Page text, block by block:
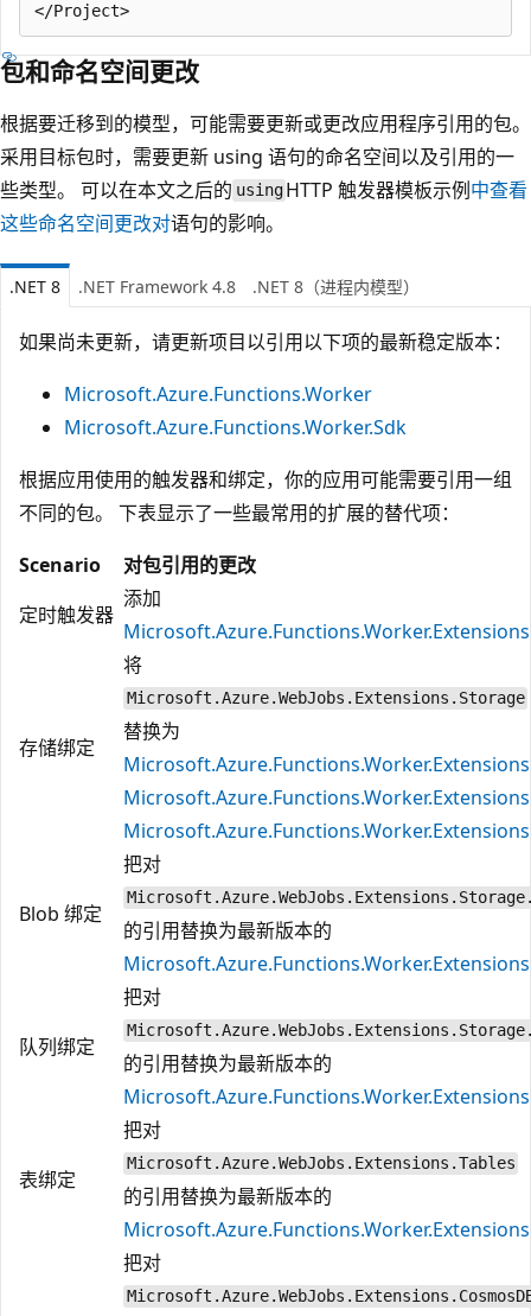
包和命名空间更改
根据要迁移到的模型，可能需要更新或更改应用程序引用的包。
采用目标包时，需要更新 using 语句的命名空间以及引用的一
些类型。 可以在本文之后的 using HTTP 触发器模板示例中查看
这些命名空间更改对语句的影响。
.NET 8 .NET Framework 4.8 .NET 8（进程内模型）
如果尚未更新，请更新项目以引用以下项的最新稳定版本：
Microsoft.Azure.Functions.Worker
Microsoft.Azure.Functions.Worker.Sdk
根据应用使用的触发器和绑定，你的应用可能需要引用一组
不同的包。 下表显示了一些最常用的扩展的替代项：
Scenario
对包引用的更改
定时触发器
添加
存储绑定
将
Microsoft.Azure.WebJobs.Extensions.Storage
替换为
Blob 绑定
把对
的引用替换为最新版本的
队列绑定
把对
的引用替换为最新版本的
表绑定
把对
Microsoft.Azure.WebJobs.Extensions.Tables
的引用替换为最新版本的
把对